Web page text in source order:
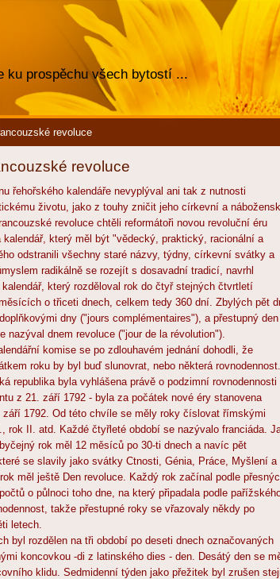
ku prospěchu všech bytostí ...
revoluce
revoluce
řehořského kalendáře nevyplýval ani tak z nutnosti
životu, jako z touhy zničit jeho církevní a
revoluce chtěli reformátoři novou revoluční éru
kalendář, který měl být "vědecký, praktický, racionální a
odstranili všechny staré názvy, týdny, církevní svátky a
radikálně se rozejít s dosavadní tradicí, navrhl
který rozděloval rok do čtyř stejných čtvrtletí
o třiceti dnech, celkem tedy 360 dní. Zbylých pět
dny ("jours complémentaires"), a přestupný den
nazýval dnem revoluce ("jour de la révolution").
komise se po zdlouhavém jednání dohodli, že
roku by byl buď slunovrat, nebo některá rovnodennost.
republika byla vyhlášena právě o podzimní rovnodennosti
z 21. září 1792 - byla za počátek nové éry stanovena
září 1792. Od této chvíle se měly roky číslovat římskými
rok II. atd. Každé čtyřleté období se nazývalo franciáda.
rok měl 12 měsíců po 30-ti dnech a navíc pět
se slavily jako svátky Ctnosti, Génia, Práce, Myšlení a
měl ještě Den revoluce. Každý rok začínal podle
o půlnoci toho dne, na který připadala podle
takže přestupné roky se vřazovaly někdy po
letech.
byl rozdělen na tři období po deseti dnech označovaných
koncovkou -di z latinského dies - den. Desátý den se
klidu. Sedmidenní týden jako přežitek byl zrušen